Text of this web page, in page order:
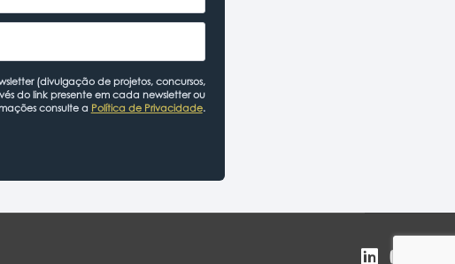
(divulgação de projetos, concursos,
do link presente em cada newsletter ou
consulte a Política de Privacidade.